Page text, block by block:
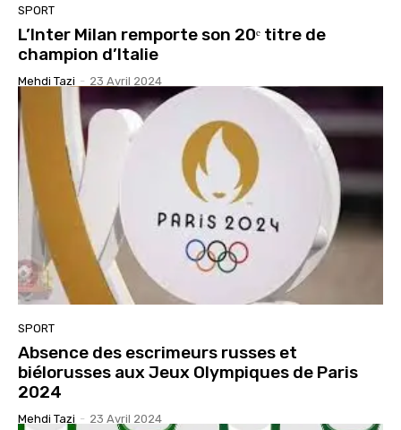
SPORT
L’Inter Milan remporte son 20ᵉ titre de
champion d’Italie
Mehdi Tazi - 23 Avril 2024
SPORT
Absence des escrimeurs russes et
biélorusses aux Jeux Olympiques de Paris
2024
Mehdi Tazi - 23 Avril 2024